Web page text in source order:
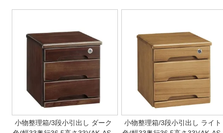
小物整理箱/3段小引出し ダーク
小物整理箱/3段小引出し ライト